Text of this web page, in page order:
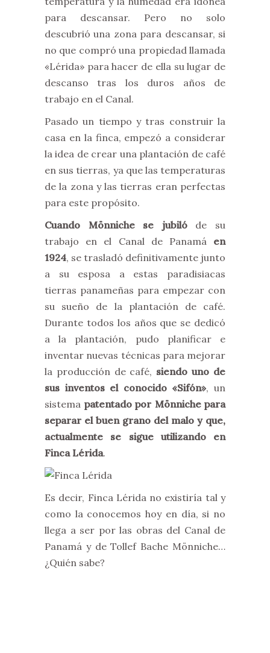
para descansar. Pero no solo
descubrió una zona para descansar, si
no que compró una propiedad llamada
«Lérida» para hacer de ella su lugar de
descanso tras los duros años de
trabajo en el Canal.
Pasado un tiempo y tras construir la
casa en la finca, empezó a considerar
la idea de crear una plantación de café
en sus tierras, ya que las temperaturas
de la zona y las tierras eran perfectas
para este propósito.
Cuando Mönniche se jubilóde su
trabajo en el Canal de Panamá en
1924, se trasladó definitivamente junto
a su esposa a estas paradisiacas
tierras panameñas para empezar con
su sueño de la plantación de café.
Durante todos los años que se dedicó
a la plantación, pudo planificar e
inventar nuevas técnicas para mejorar
la producción de café, siendo uno de
sus inventos el conocido «Sifón», un
sistema patentado por Mönniche para
separar el buen grano del malo y que,
actualmente se sigue utilizando en
Finca Lérida.
Es decir, Finca Lérida no existiría tal y
como la conocemos hoy en día, si no
llega a ser por las obras del Canal de
Panamá y de Tollef Bache Mönniche…
¿Quién sabe?